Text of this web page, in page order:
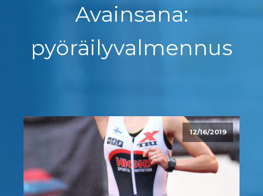
Avainsana:
pyöräilyvalmennus
12/16/2019